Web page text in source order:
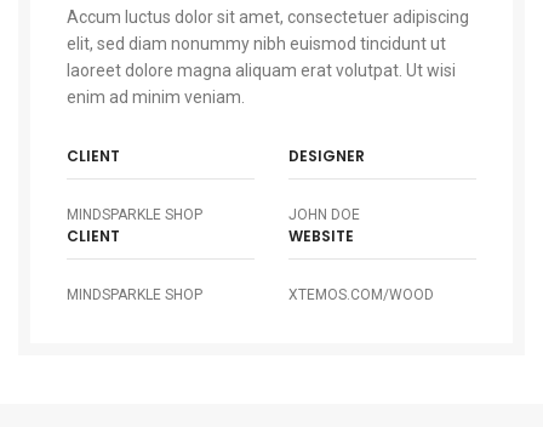
Accum luctus dolor sit amet, consectetuer adipiscing
elit, sed diam nonummy nibh euismod tincidunt ut
laoreet dolore magna aliquam erat volutpat. Ut wisi
enim ad minim veniam.
CLIENT
MINDSPARKLE SHOP
DESIGNER
JOHN DOE
CLIENT
MINDSPARKLE SHOP
WEBSITE
XTEMOS.COM/WOOD